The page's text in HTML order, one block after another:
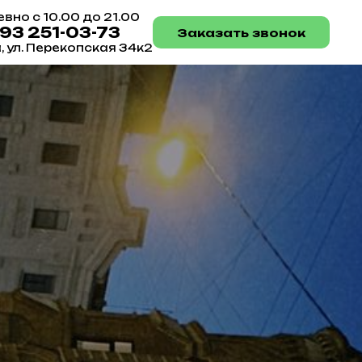
с 10.00 до 21.00
251-03-73
ул. Перекопская 34к2
Заказать звонок